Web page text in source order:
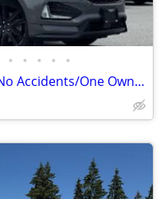
• • • • •
2022 Ford Edge ST Line AWD - No Accidents/One Owner - Please call/text